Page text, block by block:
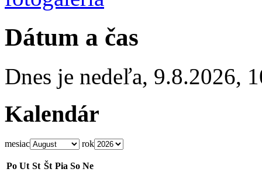
Dátum a čas
Dnes je nedeľa, 9.8.2026,
Kalendár
mesiac rok
Po Ut St Št Pia So Ne